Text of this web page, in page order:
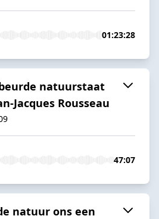
01:23:28
natuurstaat
Jacques Rousseau
47:07
natuur ons een